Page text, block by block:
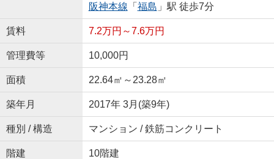
阪神本線 「 福島 」駅 徒歩7分
賃料 7.2万円～7.6万円
管理費等 10,000円
面積 22.64㎡～23.28㎡
築年月 2017年 3月(築9年)
種別 / 構造 マンション / 鉄筋コンクリート
階建 10階建